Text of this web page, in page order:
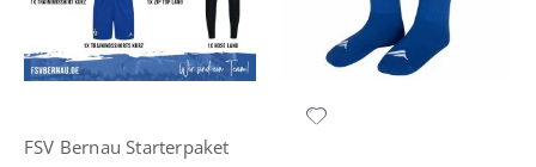
FSV Bernau Starterpaket